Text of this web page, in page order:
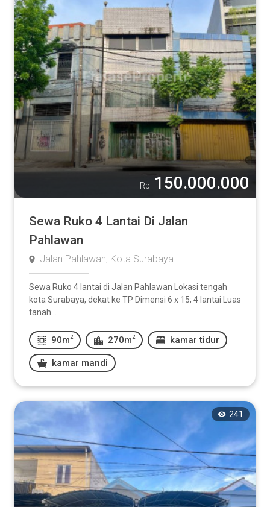
Rp 150.000.000
Sewa Ruko 4 Lantai Di Jalan
Pahlawan
Jalan Pahlawan, Kota Surabaya
Sewa Ruko 4 lantai di Jalan Pahlawan Lokasi tengah
kota Surabaya, dekat ke TP Dimensi 6 x 15; 4 lantai Luas
tanah...
90m 2 270m 2 kamar tidur
kamar mandi
241